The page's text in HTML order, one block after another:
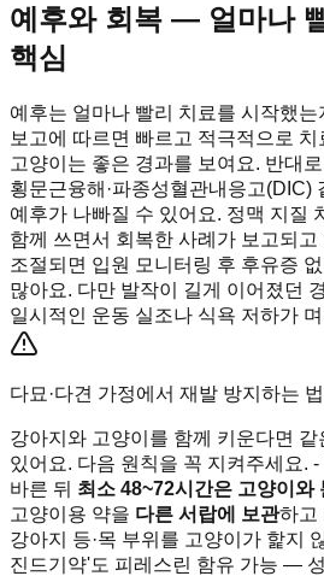
예후와 회복 — 얼마나
핵심
예후는 얼마나 빨리 치료를 시작했
보고에 따르면 빠르고 적극적으로 치
고양이는 좋은 경과를 보여요. 반대
횡문근융해·파종성혈관내응고(DIC)
예후가 나빠질 수 있어요. 정맥 지질
함께 쓰면서 회복한 사례가 보고되고
조절되면 입원 모니터링 후 후유증
많아요. 다만 발작이 길게 이어졌던
일시적인 운동 실조나 식욕 저하가
다묘·다견 가정에서 재발 방지하는 법
강아지와 고양이를 함께 키운다면
있어요. 다음 원칙을 꼭 지켜주세요.
바른 뒤 최소 48~72시간은 고양이와
고양이용 약을 다른 서랍에 보관하고
강아지 등·목 부위를 고양이가 핥지
진드기약'도 피레스린 함유 가능 —